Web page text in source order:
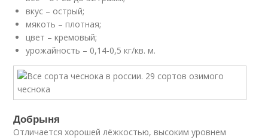
вкус – острый;
мякоть – плотная;
цвет – кремовый;
урожайность – 0,14-0,5 кг/кв. м.
Добрыня
Отличается хорошей лёжкостью, высоким уровнем